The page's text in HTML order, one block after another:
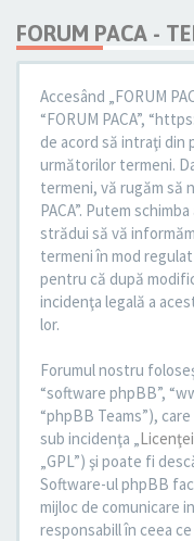
FORUM PACA -
Accesând „FORUM
“FORUM PACA”,
de acord să intraţi din
următorilor termeni.
termeni, vă rugăm să
PACA”. Putem
strădui să vă
termeni în mod regulat
pentru că după
incidenţa legală a
lor.
Forumul nostru
“software phpBB”,
“phpBB Teams”),
sub incidenţa „
„GPL”) şi poate fi
Software-ul phpBB
mijloc de comunicare
responsabill în ceea